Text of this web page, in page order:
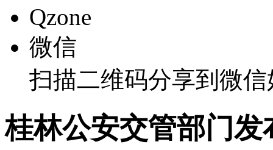
Qzone
微信
扫描二维码分享到微
桂林公安交管部门